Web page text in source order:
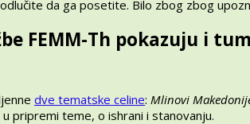
da ga posetite. Bilo zbog zbog
FEMM-Th pokazuju i
dve tematske celine: Mlinovi
pripremi teme, o ishrani i stanovanju.